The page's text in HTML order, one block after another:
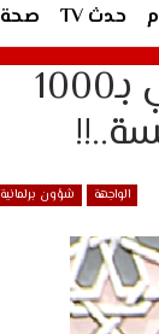
حدث TV صحة
“قربلة” في جلسة الاسئلة الشفوية.. البواري للمغاربة: الحولي بـ1000
الواجهة شؤون برلمانية